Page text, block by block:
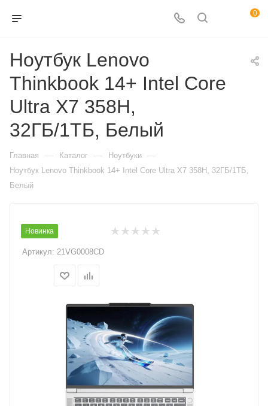
0
Ноутбук Lenovo
Thinkbook 14+ Intel Core
Ultra X7 358H,
32ГБ/1ТБ, Белый
Главная — Каталог — Ноутбуки —
Ноутбук Lenovo Thinkbook 14+ Intel Core Ultra X7 358H, 32ГБ/1ТБ,
Белый
Новинка
Артикул: 21VG0008CD